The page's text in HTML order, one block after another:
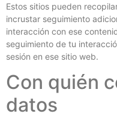
Estos sitios pueden
incrustar seguimiento
interacción con ese
seguimiento de tu
sesión en ese sitio web.
Con quién
datos